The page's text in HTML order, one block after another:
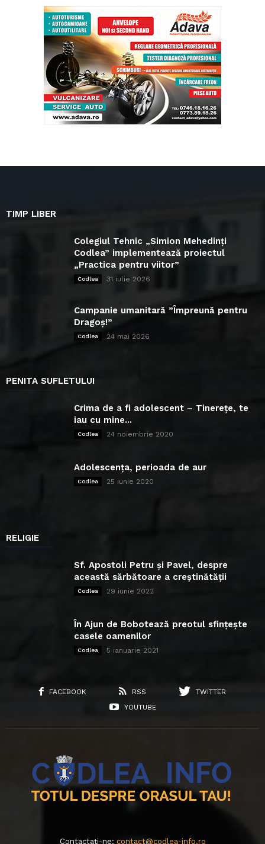
TIMP LIBER
Colegiul Tehnic „Simion Mehedinți
Codlea” implementează proiectul
„Practica pentru viitor”
Codlea 31 iulie 2026
Campanie umanitară ”Împreună pentru
Dragoș!”
Codlea 24 mai 2026
PENITA SUFLETULUI
Crima de a fi adolescent – Tinerețe, te
iau cu mine...
Codlea 24 noiembrie 2020
Adolescența, perioada de aur
Codlea 25 iunie 2020
RELIGIE
Sf. Apostoli Petru și Pavel, despre
această sărbătoare a creștinătății
Codlea 29 iunie 2022
În Ajun de Bobotează preotul sfințește
casele oamenilor
Codlea 5 ianuarie 2021
FACEBOOK RSS
TWITTER
YOUTUBE
Contactați-ne: contact@codlea-info.ro